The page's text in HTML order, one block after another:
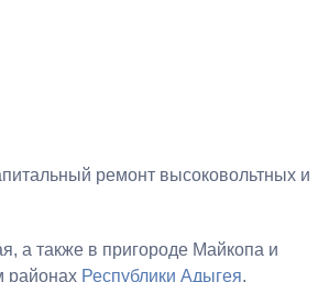
ремонт высоковольтных и
а также в пригороде Майкопа и
районах Республики Адыгея.